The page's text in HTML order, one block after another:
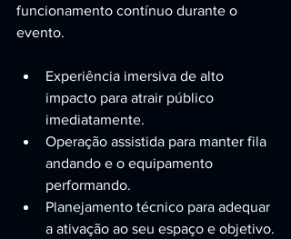
funcionamento contínuo durante o
evento.
Experiência imersiva de alto
impacto para atrair público
imediatamente.
Operação assistida para manter fila
andando e o equipamento
performando.
Planejamento técnico para adequar
a ativação ao seu espaço e objetivo.